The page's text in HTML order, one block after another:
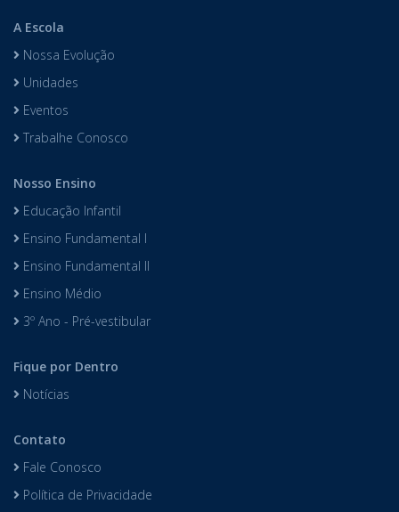
A Escola
Nossa Evolução
Unidades
Eventos
Trabalhe Conosco
Nosso Ensino
Educação Infantil
Ensino Fundamental I
Ensino Fundamental II
Ensino Médio
3º Ano - Pré-vestibular
Fique por Dentro
Notícias
Contato
Fale Conosco
Política de Privacidade